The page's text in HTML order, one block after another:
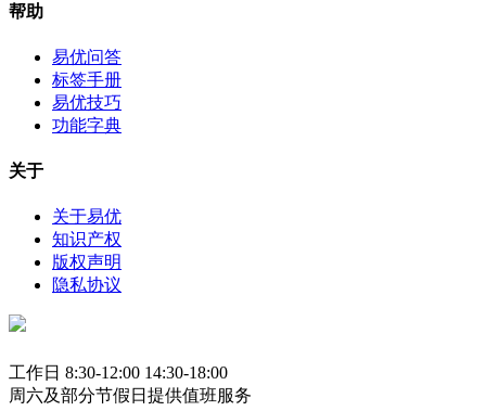
帮助
易优问答
标签手册
易优技巧
功能字典
关于
关于易优
知识产权
版权声明
隐私协议
工作日 8:30-12:00 14:30-18:00
周六及部分节假日提供值班服务